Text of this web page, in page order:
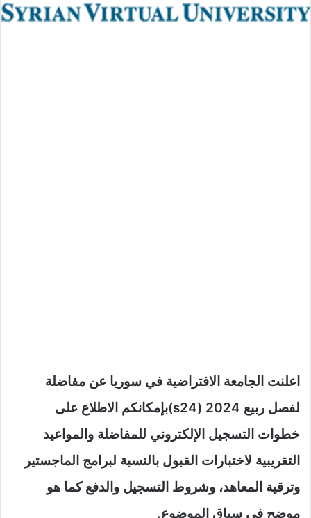
اعلنت الجامعة الافتراضية في سوريا عن مفاضلة
لفصل ربيع 2024 (s24)بإمكانكم الاطلاع على
خطوات التسجيل الإلكتروني للمفاضلة والمواعيد
التقريبية لاختبارات القبول بالنسبة لبرامج الماجستير
وترقية المعاهد، وشروط التسجيل والدفع كما هو
موضح في سياق الموضوع.